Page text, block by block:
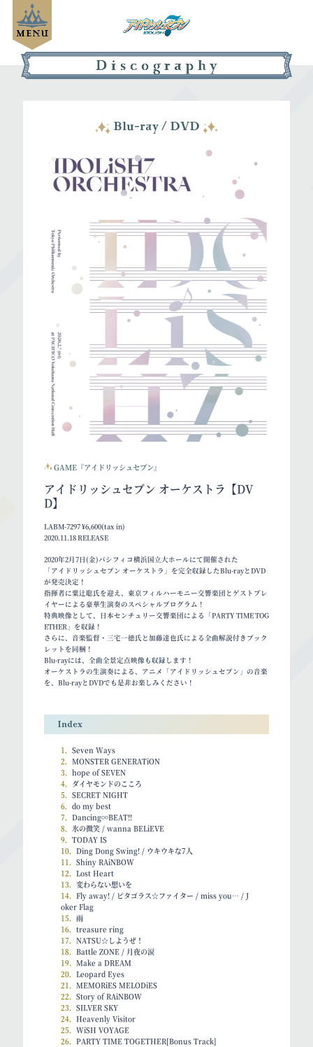
Blu-ray / DVD
GAME『アイドリッシュセブン』
アイドリッシュセブン オーケストラ【DV
D】
LABM-7297 ¥6,600(tax in)
2020.11.18 RELEASE
2020年2月7日(金)パシフィコ横浜国立大ホールにて開催された
「アイドリッシュセブン オーケストラ」を完全収録したBlu-rayとDVD
が発売決定！
指揮者に粟辻聡氏を迎え、東京フィルハーモニー交響楽団とゲストプレ
イヤーによる豪華生演奏のスペシャルプログラム！
特典映像として、日本センチュリー交響楽団による「PARTY TIME TOG
ETHER」を収録！
さらに、音楽監督・三宅一徳氏と加藤達也氏による全曲解説付きブック
レットを同梱！
Blu-rayには、全曲全景定点映像も収録します！
オーケストラの生演奏による、アニメ「アイドリッシュセブン」の音楽
を、Blu-rayとDVDでも是非お楽しみください！
Index
1． Seven Ways
2． MONSTER GENERATiON
3． hope of SEVEN
4． ダイヤモンドのこころ
5． SECRET NIGHT
6． do my best
7． Dancing∞BEAT!!
8． 氷の微笑 / wanna BELiEVE
9． TODAY IS
10． Ding Dong Swing! / ウキウキな7人
11． Shiny RAiNBOW
12． Lost Heart
13． 変わらない想いを
14． Fly away! / ピタゴラス☆ファイター / miss you… / J
oker Flag
15． 雨
16． treasure ring
17． NATSU☆しようぜ！
18． Battle ZONE / 月夜の涙
19． Make a DREAM
20． Leopard Eyes
21． MEMORiES MELODiES
22． Story of RAiNBOW
23． SILVER SKY
24． Heavenly Visitor
25． WiSH VOYAGE
26． PARTY TIME TOGETHER[Bonus Track]